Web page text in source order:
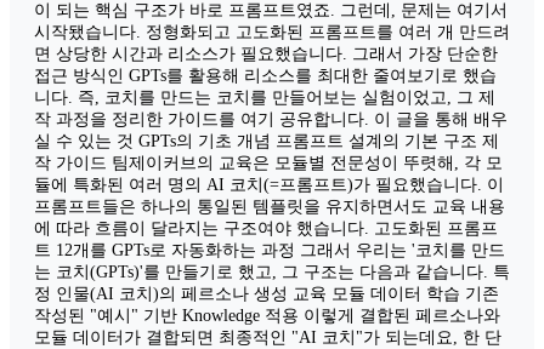
이 되는 핵심 구조가 바로 프롬프트였죠. 그런데, 문제는 여기서
시작됐습니다. 정형화되고 고도화된 프롬프트를 여러 개 만드려
면 상당한 시간과 리소스가 필요했습니다. 그래서 가장 단순한
접근 방식인 GPTs를 활용해 리소스를 최대한 줄여보기로 했습
니다. 즉, 코치를 만드는 코치를 만들어보는 실험이었고, 그 제
작 과정을 정리한 가이드를 여기 공유합니다. 이 글을 통해 배우
실 수 있는 것 GPTs의 기초 개념 프롬프트 설계의 기본 구조 제
작 가이드 팀제이커브의 교육은 모듈별 전문성이 뚜렷해, 각 모
듈에 특화된 여러 명의 AI 코치(=프롬프트)가 필요했습니다. 이
프롬프트들은 하나의 통일된 템플릿을 유지하면서도 교육 내용
에 따라 흐름이 달라지는 구조여야 했습니다. 고도화된 프롬프
트 12개를 GPTs로 자동화하는 과정 그래서 우리는 '코치를 만드
는 코치(GPTs)'를 만들기로 했고, 그 구조는 다음과 같습니다. 특
정 인물(AI 코치)의 페르소나 생성 교육 모듈 데이터 학습 기존
작성된 "예시" 기반 Knowledge 적용 이렇게 결합된 페르소나와
모듈 데이터가 결합되면 최종적인 "AI 코치"가 되는데요, 한 단